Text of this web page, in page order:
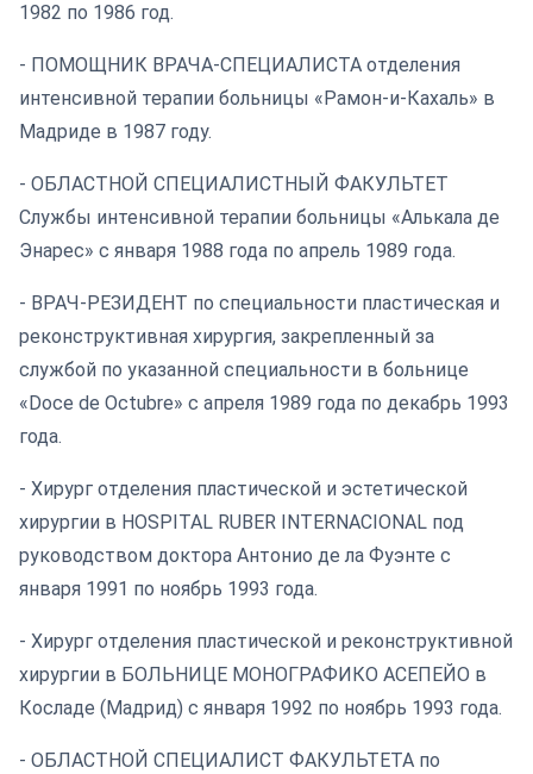
1982 по 1986 год.
- ПОМОЩНИК ВРАЧА-СПЕЦИАЛИСТА отделения
интенсивной терапии больницы «Рамон-и-Кахаль» в
Мадриде в 1987 году.
- ОБЛАСТНОЙ СПЕЦИАЛИСТНЫЙ ФАКУЛЬТЕТ
Службы интенсивной терапии больницы «Алькала де
Энарес» с января 1988 года по апрель 1989 года.
- ВРАЧ-РЕЗИДЕНТ по специальности пластическая и
реконструктивная хирургия, закрепленный за
службой по указанной специальности в больнице
«Doce de Octubre» с апреля 1989 года по декабрь 1993
года.
- Хирург отделения пластической и эстетической
хирургии в HOSPITAL RUBER INTERNACIONAL под
руководством доктора Антонио де ла Фуэнте с
января 1991 по ноябрь 1993 года.
- Хирург отделения пластической и реконструктивной
хирургии в БОЛЬНИЦЕ МОНОГРАФИКО АСЕПЕЙО в
Косладе (Мадрид) с января 1992 по ноябрь 1993 года.
- ОБЛАСТНОЙ СПЕЦИАЛИСТ ФАКУЛЬТЕТА по